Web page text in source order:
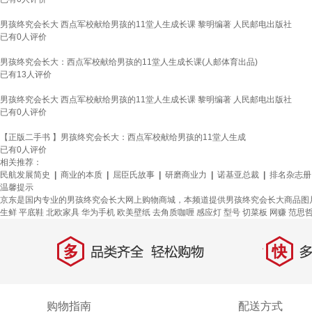
男孩终究会长大 西点军校献给男孩的11堂人生成长课 黎明编著 人民邮电出版社
已有0人评价
男孩终究会长大：西点军校献给男孩的11堂人生成长课(人邮体育出品)
已有13 人评价
男孩终究会长大 西点军校献给男孩的11堂人生成长课 黎明编著 人民邮电出版社
已有0人评价
【正版二手书 】男孩终究会长大：西点军校献给男孩的11堂人生成
已有0人评价
相关推荐：
民航发展简史
商业的本质 屈臣氏故事 研磨商业力 诺基亚总裁
排名杂志册
温馨提示
京东是国内专业的男孩终究会长大网上购物商城，本频道提供男孩终究会长大商品
生鲜 平底鞋 北欧家具 华为手机 欧美壁纸 去角质咖喱 感应灯 型号 切菜板 网赚 范思
多 品类齐全，轻松购物 快 多
购物指南 配送方式